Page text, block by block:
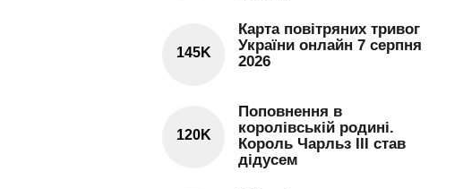
145K
Карта повітряних тривог
України онлайн 7 серпня
2026
120K
Поповнення в
королівській родині.
Король Чарльз III став
дідусем